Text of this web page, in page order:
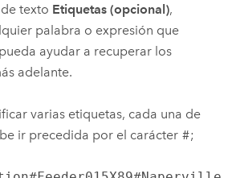
texto Etiquetas (opcional),
palabra o expresión que
ayudar a recuperar los
adelante.
varias etiquetas, cada una de
ir precedida por el carácter #;